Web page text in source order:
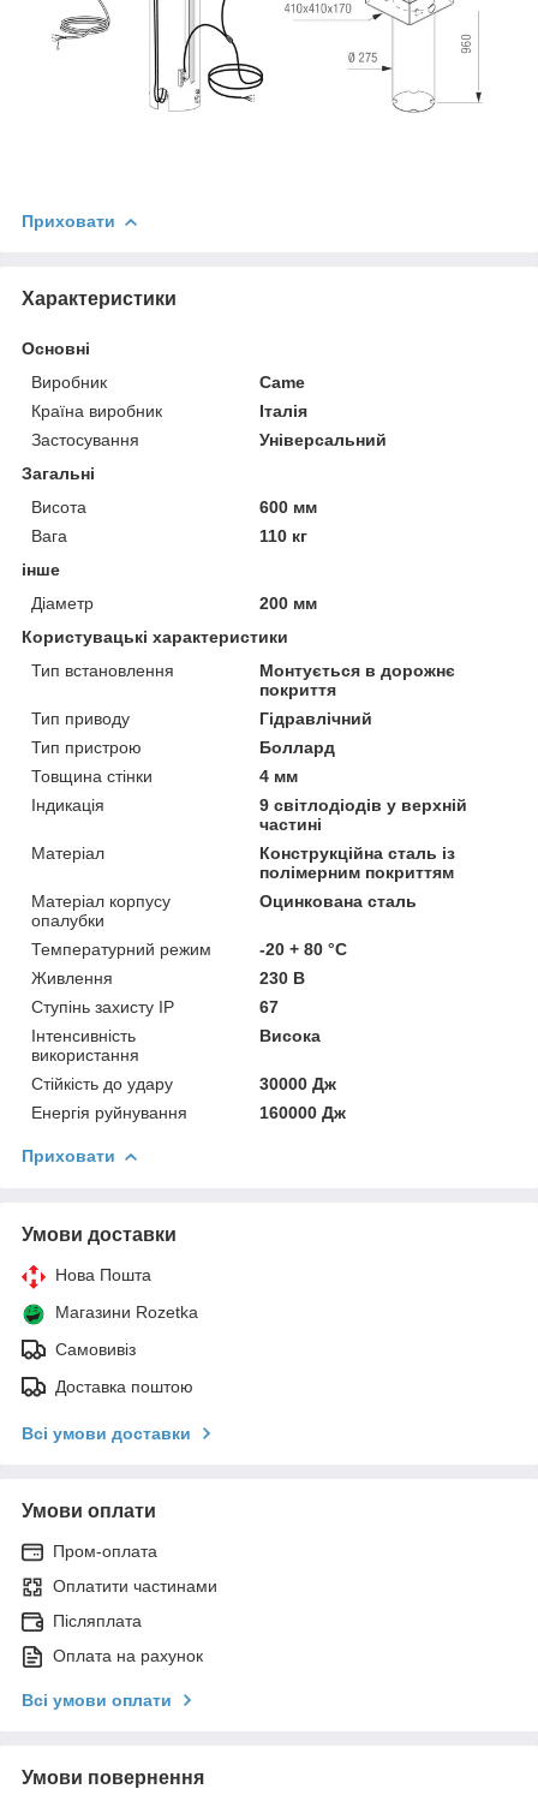
Приховати
Характеристики
Основні
Виробник
Came
Країна виробник
Італія
Застосування
Універсальний
Загальні
Висота
600 мм
Вага
110 кг
інше
Діаметр
200 мм
Користувацькі характеристики
Тип встановлення
Монтується в дорожнє
покриття
Тип приводу
Гідравлічний
Тип пристрою
Боллард
Товщина стінки
4 мм
Індикація
9 світлодіодів у верхній
частині
Матеріал
Конструкційна сталь із
полімерним покриттям
Матеріал корпусу
опалубки
Оцинкована сталь
Температурний режим
-20 + 80 °С
Живлення
230 В
Ступінь захисту IP
67
Інтенсивність
використання
Висока
Стійкість до удару
30000 Дж
Енергія руйнування
160000 Дж
Приховати
Умови доставки
Нова Пошта
Магазини Rozetka
Самовивіз
Доставка поштою
Всі умови доставки
Умови оплати
Пром-оплата
Оплатити частинами
Післяплата
Оплата на рахунок
Всі умови оплати
Умови повернення